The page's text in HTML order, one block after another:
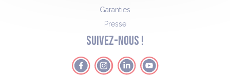
Garanties
Presse
SUIVEZ-NOUS !